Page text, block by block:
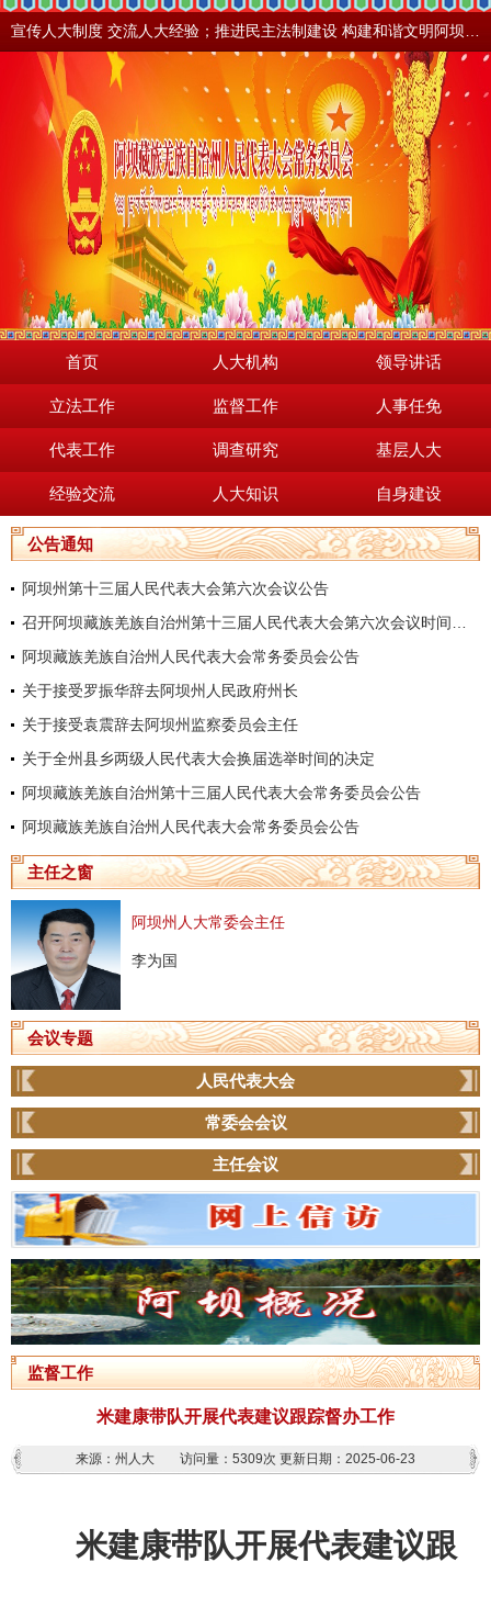
首页 人大机构 领导讲话
立法工作 监督工作 人事任免
代表工作 调查研究 基层人大
经验交流 人大知识 自身建设
公告通知
阿坝州第十三届人民代表大会第六次会议公告
阿坝藏族羌族自治州人民代表大会常务委员会公告
关于接受罗振华辞去阿坝州人民政府州长
关于接受袁震辞去阿坝州监察委员会主任
关于全州县乡两级人民代表大会换届选举时间的决定
阿坝藏族羌族自治州第十三届人民代表大会常务委员会公告
阿坝藏族羌族自治州人民代表大会常务委员会公告
主任之窗
阿坝州人大常委会主任
李为国
会议专题
人民代表大会
常委会会议
主任会议
监督工作
米建康带队开展代表建议跟踪督办工作
来源：州人大 访问量： 5309次 更新日期：2025-06-23
米建康带队开展代表建议跟